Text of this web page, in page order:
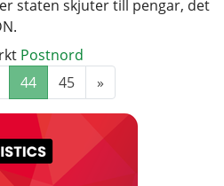
staten skjuter till pengar, det
Postnord
44 45 »